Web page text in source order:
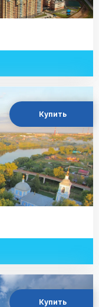
Купить
Купить